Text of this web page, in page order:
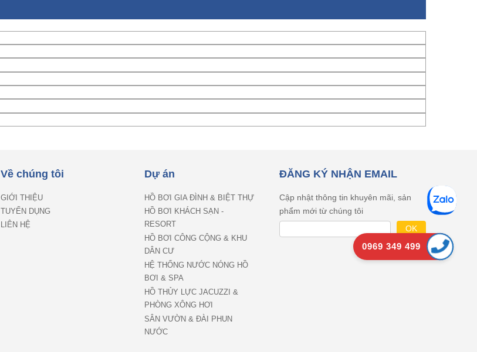
Về chúng tôi
GIỚI THIỆU
TUYỂN DỤNG
LIÊN HỆ
Dự án
HỒ BƠI GIA ĐÌNH & BIỆT THỰ
HỒ BƠI KHÁCH SẠN -
RESORT
HỒ BƠI CÔNG CỘNG & KHU
DÂN CƯ
HỆ THỐNG NƯỚC NÓNG HỒ
BƠI & SPA
HỒ THỦY LỰC JACUZZI &
PHÒNG XÔNG HƠI
SÂN VƯỜN & ĐÀI PHUN
NƯỚC
ĐĂNG KÝ NHẬN EMAIL
Cập nhật thông tin khuyên mãi, sản
phẩm mới từ chúng tôi
0969 349 499